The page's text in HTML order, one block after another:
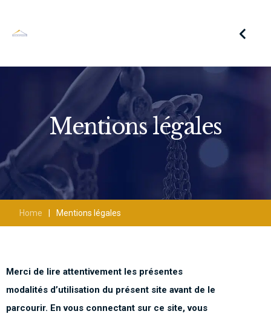
Mentions légales
Home Mentions légales
Merci de lire attentivement les présentes
modalités d’utilisation du présent site avant de le
parcourir. En vous connectant sur ce site, vous